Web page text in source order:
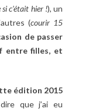
c’était hier !), un
(courir 15
de passer
entre filles, et
édition 2015
que j’ai eu